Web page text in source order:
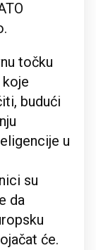
točku
budući
u
su
da
će.